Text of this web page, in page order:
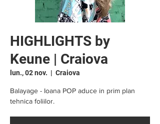
HIGHLIGHTS by
Keune | Craiova
lun., 02 nov.
  |
Craiova
Balayage - Ioana POP aduce in prim plan
tehnica foliilor.